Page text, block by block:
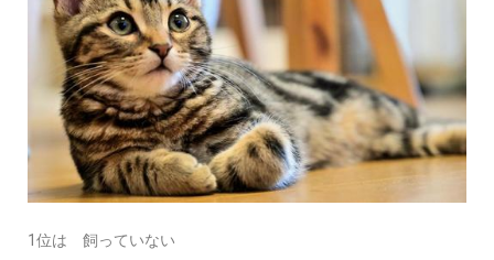
1位は 飼っていない